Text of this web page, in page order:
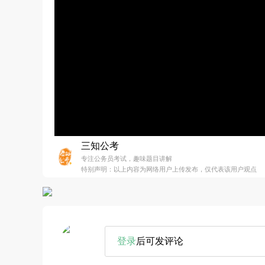
三知公考
专注公务员考试，趣味题目讲解
特别声明：以上内容为网络用户上传发布，仅代表该用户观点
登录后可发评论